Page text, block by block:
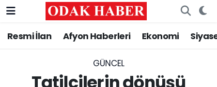
Resmi İlan Afyon Haberleri Ekonomi
GÜNCEL
AFYONKARAHİSAR HABERLERİ
Nöbetçi Eczaneler